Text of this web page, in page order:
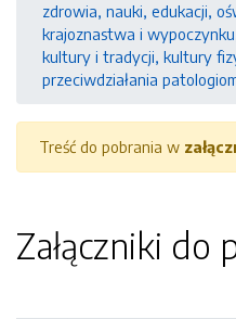
zdrowia, nauki, edukacji,
krajoznastwa i
kultury i tradycji, kultury
przeciwdziałania
Treść do pobrania w
Załączniki do